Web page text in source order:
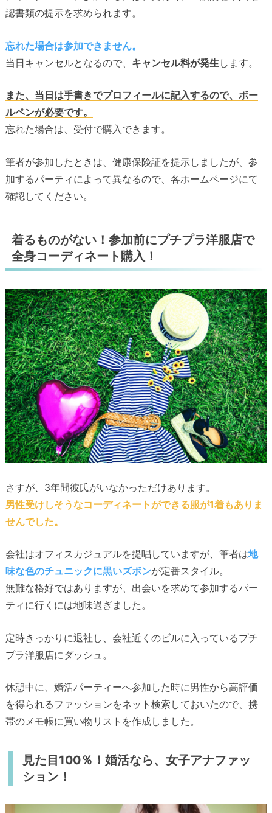
認書類の提示を求められます。
忘れた場合は参加できません。
当日キャンセルとなるので、 キャンセル料が発生 します。
また、当日は手書きでプロフィールに記入するので、ボー
ルペンが必要です。
忘れた場合は、受付で購入できます。
筆者が参加したときは、健康保険証を提示しましたが、参
加するパーティによって異なるので、各ホームページにて
確認してください。
着るものがない！参加前にプチプラ洋服店で
全身コーディネート購入！
さすが、3年間彼氏がいなかっただけあります。
男性受けしそうなコーディネートができる服が1着もありま
せんでした。
会社はオフィスカジュアルを提唱していますが、筆者は地
味な色のチュニックに黒いズボンが定番スタイル。
無難な格好ではありますが、出会いを求めて参加するパー
ティに行くには地味過ぎました。
定時きっかりに退社し、会社近くのビルに入っているプチ
プラ洋服店にダッシュ。
休憩中に、婚活パーティーへ参加した時に男性から高評価
を得られるファッションをネット検索しておいたので、携
帯のメモ帳に買い物リストを作成しました。
見た目100％！婚活なら、女子アナファッ
ション！